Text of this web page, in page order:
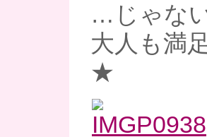
…じゃな
大人も満
★